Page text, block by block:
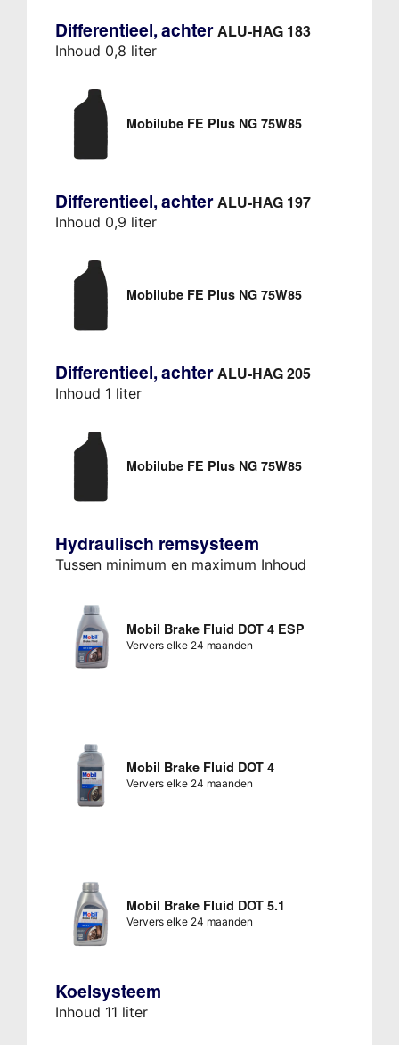
Differentieel, achter ALU-HAG 183
Inhoud 0,8 liter
Mobilube FE Plus NG 75W85
Differentieel, achter ALU-HAG 197
Inhoud 0,9 liter
Mobilube FE Plus NG 75W85
Differentieel, achter ALU-HAG 205
Inhoud 1 liter
Mobilube FE Plus NG 75W85
Hydraulisch remsysteem
Tussen minimum en maximum Inhoud
Mobil Brake Fluid DOT 4 ESP
Ververs elke 24 maanden
Mobil Brake Fluid DOT 4
Ververs elke 24 maanden
Mobil Brake Fluid DOT 5.1
Ververs elke 24 maanden
Koelsysteem
Inhoud 11 liter